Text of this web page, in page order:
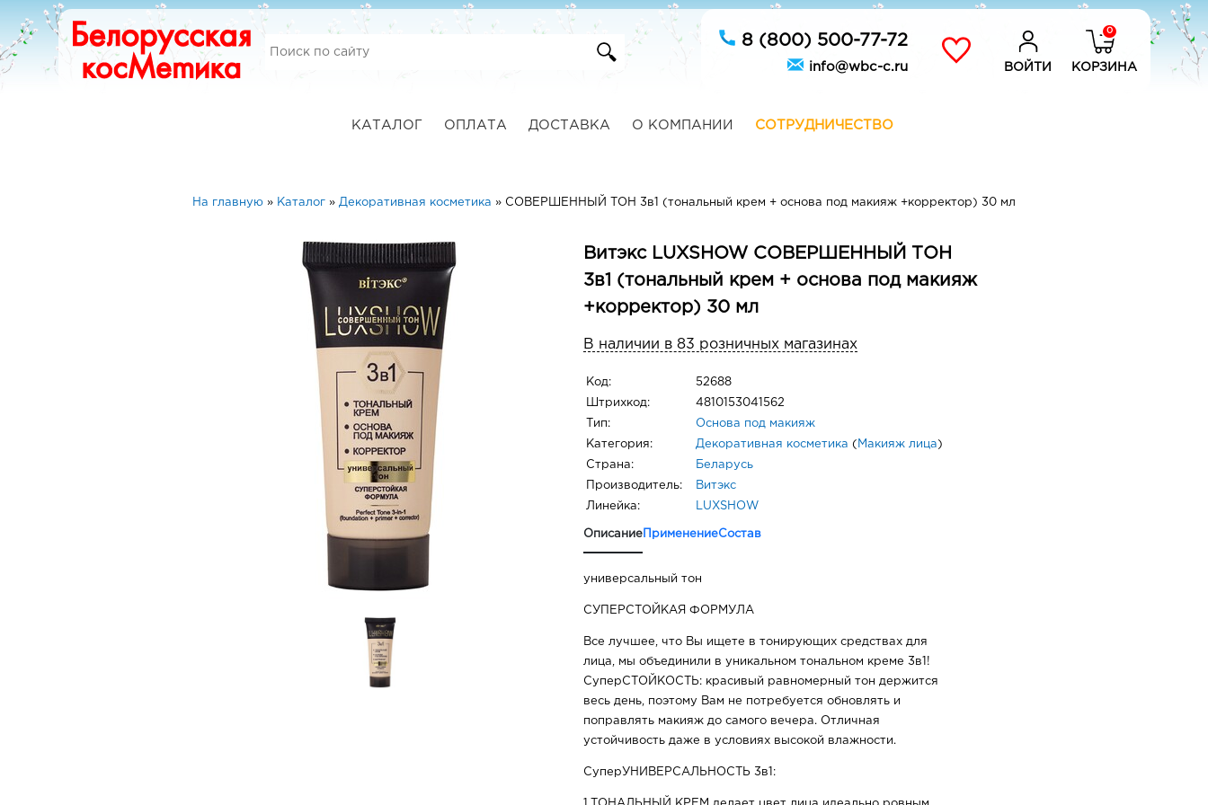
8 (800) 500-77-72
info@wbc-c.ru ВОЙТИ
0
КОРЗИНА
КАТАЛОГ ОПЛАТА ДОСТАВКА О КОМПАНИИ СОТРУДНИЧЕСТВО
На главную » Каталог » Декоративная косметика » СОВЕРШЕННЫЙ ТОН 3в1 (тональный крем + основа под макияж +корректор) 30 мл
Витэкс LUXSHOW СОВЕРШЕННЫЙ ТОН
3в1 (тональный крем + основа под макияж
+корректор) 30 мл
В наличии в 83 розничных магазинах
Код: 52688
Штрихкод: 4810153041562
Тип: Основа под макияж
Категория: Декоративная косметика ( Макияж лица )
Страна: Беларусь
Производитель: Витэкс
Линейка: LUXSHOW
Описание ПрименениеСостав
универсальный тон
СУПЕРСТОЙКАЯ ФОРМУЛА
Все лучшее, что Вы ищете в тонирующих средствах для
лица, мы объединили в уникальном тональном креме 3в1!
СуперСТОЙКОСТЬ: красивый равномерный тон держится
весь день, поэтому Вам не потребуется обновлять и
поправлять макияж до самого вечера. Отличная
устойчивость даже в условиях высокой влажности.
СуперУНИВЕРСАЛЬНОСТЬ 3в1: